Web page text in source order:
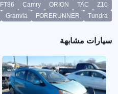
Z10
TAC
ORION
Camry
FT86
Tundra
FORERUNNER
Granvia
سيارات مشابهة